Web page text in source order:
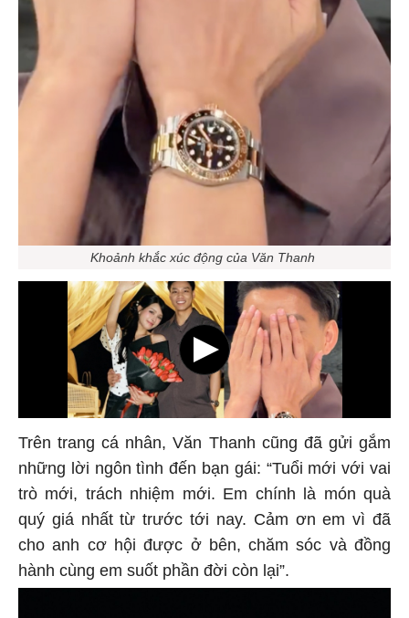
Khoảnh khắc xúc động của Văn Thanh
Trên trang cá nhân, Văn Thanh cũng đã gửi gắm
những lời ngôn tình đến bạn gái: “Tuổi mới với vai
trò mới, trách nhiệm mới. Em chính là món quà
quý giá nhất từ trước tới nay. Cảm ơn em vì đã
cho anh cơ hội được ở bên, chăm sóc và đồng
hành cùng em suốt phần đời còn lại”.